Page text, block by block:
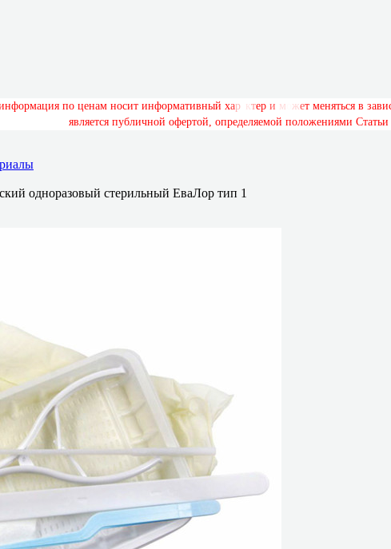
нформация по ценам носит информативный хара ктер и м жет меняться в зави
является публичной офертой, определяемой положениями Статьи
одноразовый стерильный ЕваЛор тип 1